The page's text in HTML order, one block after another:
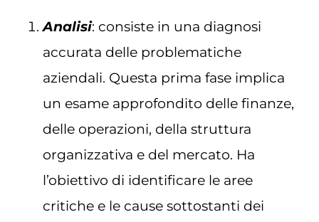
Analisi: consiste in una diagnosi
accurata delle problematiche
aziendali. Questa prima fase implica
un esame approfondito delle finanze,
delle operazioni, della struttura
organizzativa e del mercato. Ha
l’obiettivo di identificare le aree
critiche e le cause sottostanti dei